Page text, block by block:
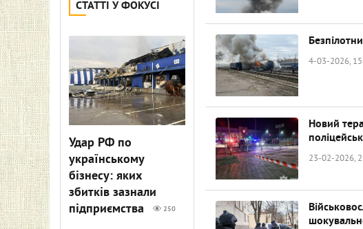
СТАТТІ У ФОКУСІ
Удар РФ по
українському
бізнесу: яких
збитків зазнали
підприємства
250
4-03-2026,
Новий
23-02-2026,